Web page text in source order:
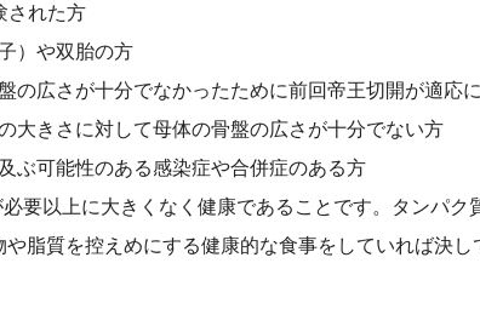
された方
）や双胎の方
の広さが十分でなかったために前回帝王切開が適応
大きさに対して母体の骨盤の広さが十分でない方
ぶ可能性のある感染症や合併症のある方
要以上に大きくなく健康であることです。タンパク
脂質を控えめにする健康的な食事をしていれば決し